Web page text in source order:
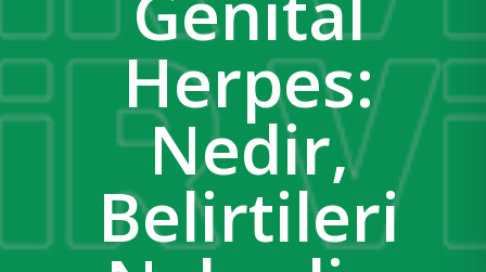
Herpes:
Nedir,
Belirtileri